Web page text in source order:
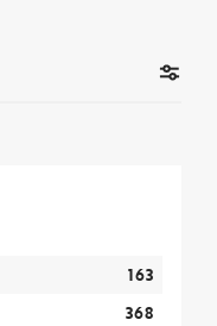
163
368